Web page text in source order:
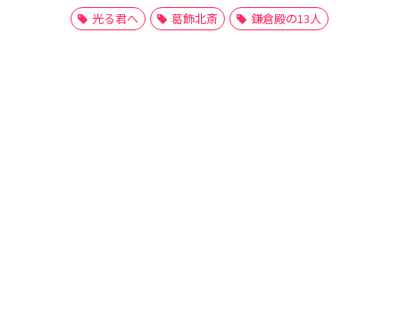
光る君へ
葛飾北斎 鎌倉殿の13人